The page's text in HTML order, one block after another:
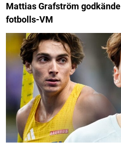
Mattias Grafström
fotbolls-VM